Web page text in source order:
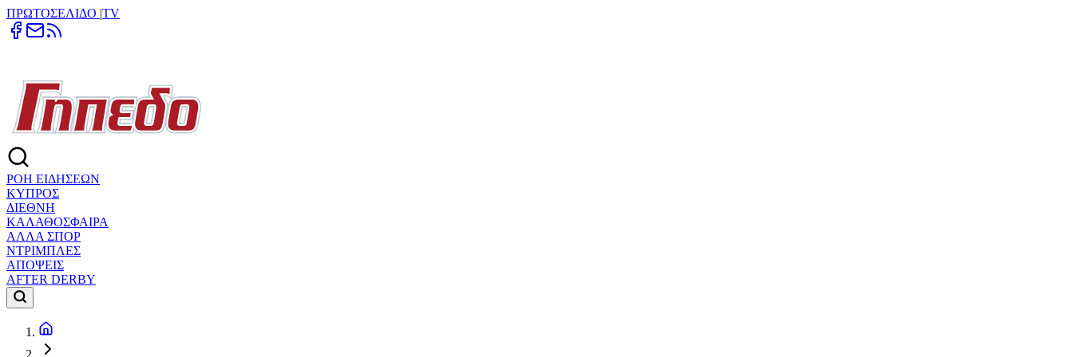
ΠΡΩΤΟΣΕΛΙΔΟ |TV
ΡΟΗ ΕΙΔΗΣΕΩΝ
ΚΥΠΡΟΣ
ΔΙΕΘΝΗ
ΚΑΛΑΘΟΣΦΑΙΡΑ
ΑΛΛΑ ΣΠΟΡ
ΝΤΡΙΜΠΛΕΣ
ΑΠΟΨΕΙΣ
AFTER DERBY